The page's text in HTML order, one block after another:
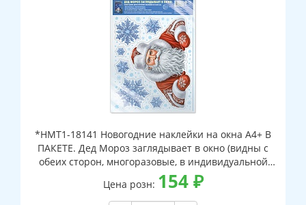
*НМТ1-18141 Новогодние наклейки на окна А4+ В
ПАКЕТЕ. Дед Мороз заглядывает в окно (видны с
обеих сторон, многоразовые, в индивидуальной
упаковке, с европодвесом и клеевым клапаном)
Цена розн: 154₽